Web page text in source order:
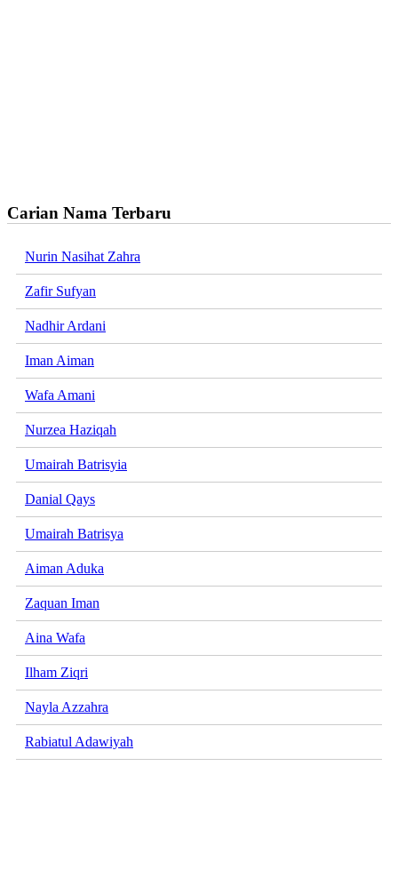
Carian Nama Terbaru
Nurin Nasihat Zahra
Zafir Sufyan
Nadhir Ardani
Iman Aiman
Wafa Amani
Nurzea Haziqah
Umairah Batrisyia
Danial Qays
Umairah Batrisya
Aiman Aduka
Zaquan Iman
Aina Wafa
Ilham Ziqri
Nayla Azzahra
Rabiatul Adawiyah